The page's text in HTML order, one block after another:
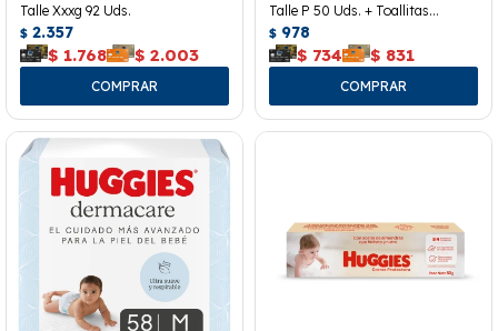
Talle Xxxg 92 Uds.
$ 2.357
$ 1.768 $ 2.003
Talle P 50 Uds. + Toallitas
Húmedas
$ 978
$ 734 $ 831